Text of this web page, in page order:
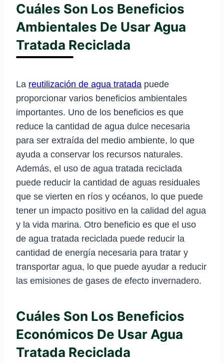
Cuáles Son Los Beneficios
Ambientales De Usar Agua
Tratada Reciclada
La reutilización de agua tratada puede
proporcionar varios beneficios ambientales
importantes. Uno de los beneficios es que
reduce la cantidad de agua dulce necesaria
para ser extraída del medio ambiente, lo que
ayuda a conservar los recursos naturales.
Además, el uso de agua tratada reciclada
puede reducir la cantidad de aguas residuales
que se vierten en ríos y océanos, lo que puede
tener un impacto positivo en la calidad del agua
y la vida marina. Otro beneficio es que el uso
de agua tratada reciclada puede reducir la
cantidad de energía necesaria para tratar y
transportar agua, lo que puede ayudar a reducir
las emisiones de gases de efecto invernadero.
Cuáles Son Los Beneficios
Económicos De Usar Agua
Tratada Reciclada